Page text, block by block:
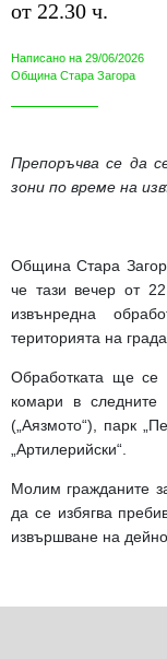
от 22.30 ч.
Написано на 29/06/2026
Община Стара Загора
Препоръчва се да
зони по време на
Община Стара
че тази вечер от
извънредна
територията на града.
Обработката ще се
комари в следните
(„Аязмото“), парк
„Артилерийски“.
Молим гражданите
да се избягва
извършване на